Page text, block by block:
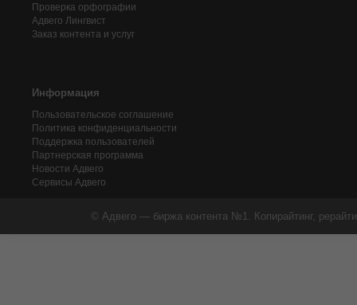
Проверка орфографии
Адвего Лингвист
Заказ контента и услуг
Информация
Пользовательское соглашение
Политика конфиденциальности
Поддержка пользователей
Партнерская программа
Новости Адвего
Сервисы Адвего
© Адвего — биржа контента №1. Копирайтинг,